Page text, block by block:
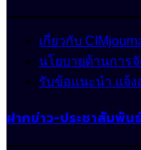
เกี่ยวกับ
นโยบายด้านการ
รับข้อแนะนำ แจ้ง
ฝากข่าว-ประชาสัมพัน